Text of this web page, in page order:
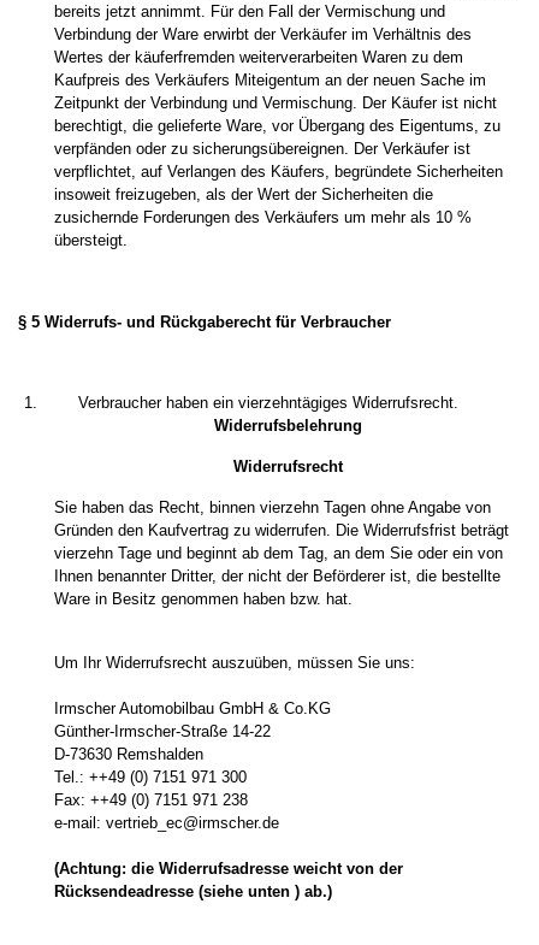
bereits jetzt annimmt. Für den Fall der Vermischung und
Verbindung der Ware erwirbt der Verkäufer im Verhältnis des
Wertes der käuferfremden weiterverarbeiten Waren zu dem
Kaufpreis des Verkäufers Miteigentum an der neuen Sache im
Zeitpunkt der Verbindung und Vermischung. Der Käufer ist nicht
berechtigt, die gelieferte Ware, vor Übergang des Eigentums, zu
verpfänden oder zu sicherungsübereignen. Der Verkäufer ist
verpflichtet, auf Verlangen des Käufers, begründete Sicherheiten
insoweit freizugeben, als der Wert der Sicherheiten die
zusichernde Forderungen des Verkäufers um mehr als 10 %
übersteigt.
§ 5 Widerrufs- und Rückgaberecht für Verbraucher
Verbraucher haben ein vierzehntägiges Widerrufsrecht.
Widerrufsbelehrung
Widerrufsrecht
Sie haben das Recht, binnen vierzehn Tagen ohne Angabe von
Gründen den Kaufvertrag zu widerrufen. Die Widerrufsfrist beträgt
vierzehn Tage und beginnt ab dem Tag, an dem Sie oder ein von
Ihnen benannter Dritter, der nicht der Beförderer ist, die bestellte
Ware in Besitz genommen haben bzw. hat.
Um Ihr Widerrufsrecht auszuüben, müssen Sie uns:
Irmscher Automobilbau GmbH & Co.KG
Günther-Irmscher-Straße 14-22
D-73630 Remshalden
Tel.: ++49 (0) 7151 971 300
Fax: ++49 (0) 7151 971 238
e-mail: vertrieb_ec@irmscher.de
(Achtung: die Widerrufsadresse weicht von der
Rücksendeadresse (siehe unten ) ab.)